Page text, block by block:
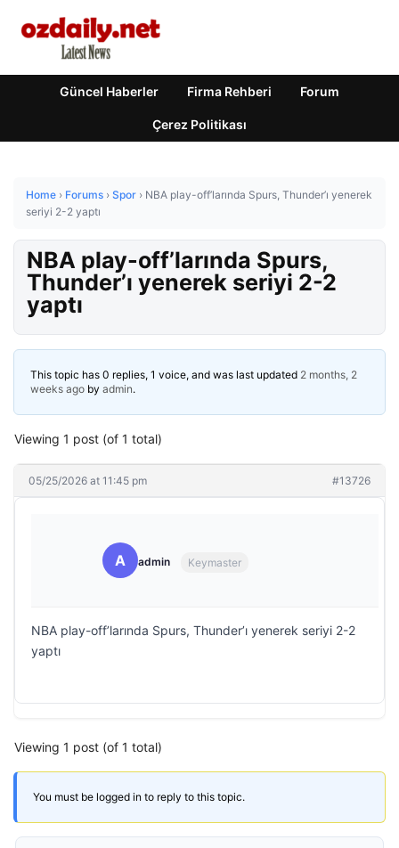
Güncel Haberler Firma Rehberi Forum
Çerez Politikası
Home › Forums › Spor › NBA play-off’larında Spurs, Thunder’ı yenerek
seriyi 2-2 yaptı
NBA play-off’larında Spurs,
Thunder’ı yenerek seriyi 2-2
yaptı
This topic has 0 replies, 1 voice, and was last updated 2 months, 2
weeks ago by admin.
Viewing 1 post (of 1 total)
05/25/2026 at 11:45 pm #13726
A admin Keymaster
NBA play-off’larında Spurs, Thunder’ı yenerek seriyi 2-2
yaptı
Viewing 1 post (of 1 total)
You must be logged in to reply to this topic.